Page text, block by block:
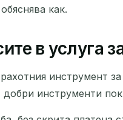
как.
в услуга
инструмент
добри инструменти